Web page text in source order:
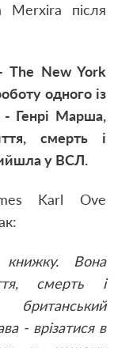
після
The New York
одного із
- Генрі Марша,
смерть і
у ВСЛ.
Karl Ove
Вона
смерть і
британський
- врізатися в